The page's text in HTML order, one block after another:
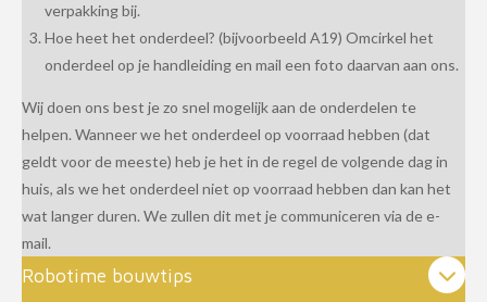
verpakking bij.
Hoe heet het onderdeel? (bijvoorbeeld A19) Omcirkel het
onderdeel op je handleiding en mail een foto daarvan aan ons.
Wij doen ons best je zo snel mogelijk aan de onderdelen te
helpen. Wanneer we het onderdeel op voorraad hebben (dat
geldt voor de meeste) heb je het in de regel de volgende dag in
huis, als we het onderdeel niet op voorraad hebben dan kan het
wat langer duren. We zullen dit met je communiceren via de e-
mail.
Robotime bouwtips